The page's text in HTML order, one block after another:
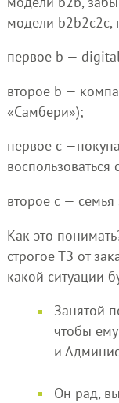
модели b2b2c2с,
первое b —
второе b —
«Самбери»);
первое с
второе с — семья
Как это
строгое ТЗ от
какой ситуации
Занятой
чтобы
и
Он рад,